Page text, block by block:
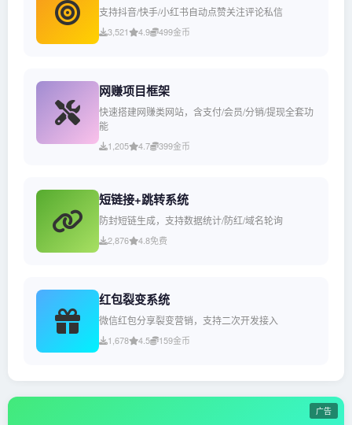
支持抖音/快手/小红书自动点赞关注评论私信
3,521 4.9 499金币
网赚项目框架
快速搭建网赚类网站，含支付/会员/分销/提现全套功
能
1,205 4.7 399金币
短链接+跳转系统
防封短链生成，支持数据统计/防红/域名轮询
2,876 4.8免费
红包裂变系统
微信红包分享裂变营销，支持二次开发接入
1,678 4.5 159金币
广告